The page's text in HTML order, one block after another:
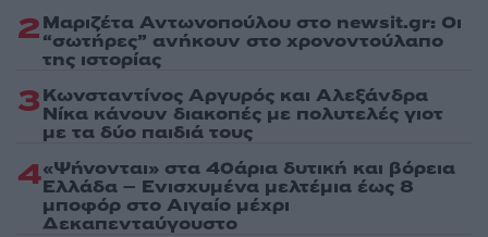
2Μαριζέτα Αντωνοπούλου στο newsit.gr: Οι
“σωτήρες” ανήκουν στο χρονοντούλαπο
της ιστορίας
3Κωνσταντίνος Αργυρός και Αλεξάνδρα
Νίκα κάνουν διακοπές με πολυτελές γιοτ
με τα δύο παιδιά τους
4«Ψήνονται» στα 40άρια δυτική και βόρεια
Ελλάδα – Ενισχυμένα μελτέμια έως 8
μποφόρ στο Αιγαίο μέχρι
Δεκαπενταύγουστο